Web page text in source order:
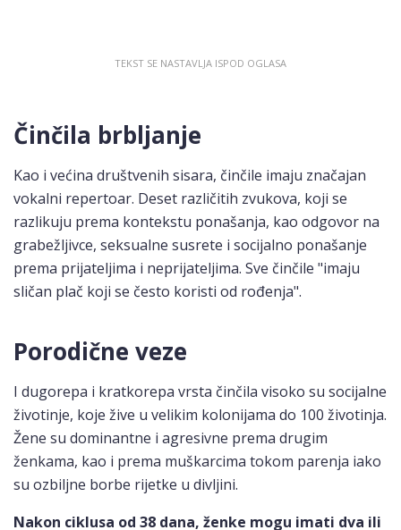
Činčila brbljanje
Kao i većina društvenih sisara, činčile imaju značajan
vokalni repertoar. Deset različitih zvukova, koji se
razlikuju prema kontekstu ponašanja, kao odgovor na
grabežljivce, seksualne susrete i socijalno ponašanje
prema prijateljima i neprijateljima. Sve činčile "imaju
sličan plač koji se često koristi od rođenja".
Porodične veze
I dugorepa i kratkorepa vrsta činčila visoko su socijalne
životinje, koje žive u velikim kolonijama do 100 životinja.
Žene su dominantne i agresivne prema drugim
ženkama, kao i prema muškarcima tokom parenja iako
su ozbiljne borbe rijetke u divljini.
Nakon ciklusa od 38 dana, ženke mogu imati dva ili